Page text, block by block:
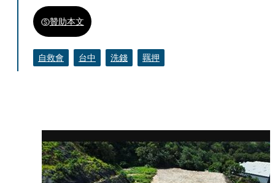
贊助本文
自救會 台中 洗錢 羈押